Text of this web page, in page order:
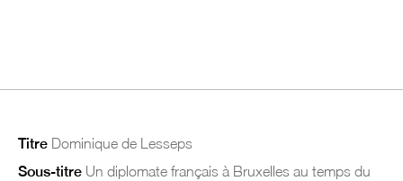
Titre Dominique de Lesseps
Sous-titre Un diplomate français à Bruxelles au temps du